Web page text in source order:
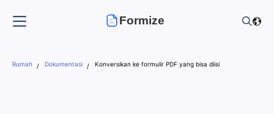
Formize
Rumah Dokumentasi Konversikan ke formulir PDF yang bisa diisi